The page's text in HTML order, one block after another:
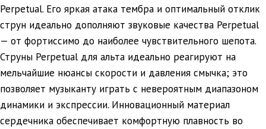
Perpetual. Его яркая атака тембра и оптимальный отклик
струн идеально дополняют звуковые качества Perpetual
— от фортиссимо до наиболее чувствительного шепота.
Струны Perpetual для альта идеально реагируют на
мельчайшие нюансы скорости и давления смычка; это
позволяет музыканту играть с невероятным диапазоном
динамики и экспрессии. Инновационный материал
сердечника обеспечивает комфортную плавность во